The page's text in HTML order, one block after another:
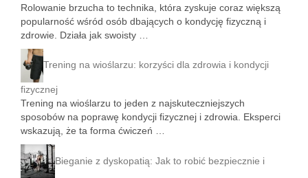
Rolowanie brzucha to technika, która zyskuje coraz większą
popularność wśród osób dbających o kondycję fizyczną i
zdrowie. Działa jak swoisty …
Trening na wioślarzu: korzyści dla zdrowia i kondycji
fizycznej
Trening na wioślarzu to jeden z najskuteczniejszych
sposobów na poprawę kondycji fizycznej i zdrowia. Eksperci
wskazują, że ta forma ćwiczeń …
Bieganie z dyskopatią: Jak to robić bezpiecznie i